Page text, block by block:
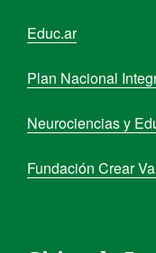
Educ.ar
Plan Nacional
Neurociencias y
Fundación Crear